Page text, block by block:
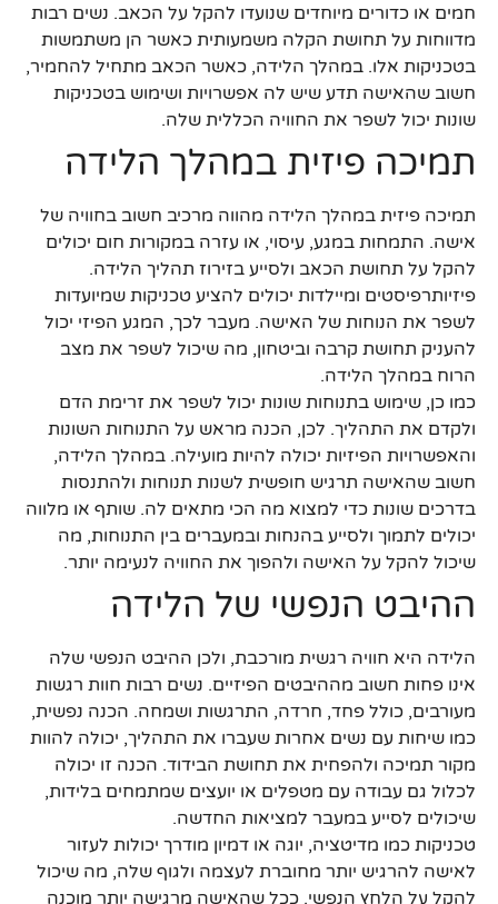
חמים או כדורים מיוחדים שנועדו להקל על הכאב. נשים רבות
מדווחות על תחושת הקלה משמעותית כאשר הן משתמשות
בטכניקות אלו. במהלך הלידה, כאשר הכאב מתחיל להחמיר,
חשוב שהאישה תדע שיש לה אפשרויות ושימוש בטכניקות
שונות יכול לשפר את החוויה הכללית שלה.
תמיכה פיזית במהלך הלידה
תמיכה פיזית במהלך הלידה מהווה מרכיב חשוב בחוויה של
אישה. התמחות במגע, עיסוי, או עזרה במקורות חום יכולים
להקל על תחושת הכאב ולסייע בזירוז תהליך הלידה.
פיזיותרפיסטים ומיילדות יכולים להציע טכניקות שמיועדות
לשפר את הנוחות של האישה. מעבר לכך, המגע הפיזי יכול
להעניק תחושת קרבה וביטחון, מה שיכול לשפר את מצב
הרוח במהלך הלידה.
כמו כן, שימוש בתנוחות שונות יכול לשפר את זרימת הדם
ולקדם את התהליך. לכן, הכנה מראש על התנוחות השונות
והאפשרויות הפיזיות יכולה להיות מועילה. במהלך הלידה,
חשוב שהאישה תרגיש חופשית לשנות תנוחות ולהתנסות
בדרכים שונות כדי למצוא מה הכי מתאים לה. שותף או מלווה
יכולים לתמוך ולסייע בהנחות ובמעברים בין התנוחות, מה
שיכול להקל על האישה ולהפוך את החוויה לנעימה יותר.
ההיבט הנפשי של הלידה
הלידה היא חוויה רגשית מורכבת, ולכן ההיבט הנפשי שלה
אינו פחות חשוב מההיבטים הפיזיים. נשים רבות חוות רגשות
מעורבים, כולל פחד, חרדה, התרגשות ושמחה. הכנה נפשית,
כמו שיחות עם נשים אחרות שעברו את התהליך, יכולה להוות
מקור תמיכה ולהפחית את תחושת הבידוד. הכנה זו יכולה
לכלול גם עבודה עם מטפלים או יועצים שמתמחים בלידות,
שיכולים לסייע במעבר למציאות החדשה.
טכניקות כמו מדיטציה, יוגה או דמיון מודרך יכולות לעזור
לאישה להרגיש יותר מחוברת לעצמה ולגוף שלה, מה שיכול
להקל על הלחץ הנפשי. ככל שהאישה מרגישה יותר מוכנה